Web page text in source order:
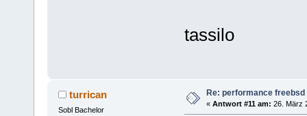
tassilo
turrican
Sobl Bachelor
Re: performance
« Antwort #11 am: 26. März